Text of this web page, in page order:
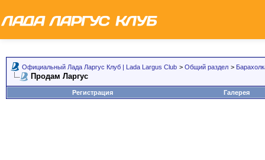
Официальный Лада Ларгус Клуб | Lada Largus Club > Общий раздел >
Продам Ларгус
Регистрация Галерея